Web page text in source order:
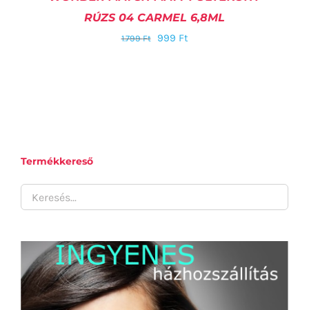
RÚZS 04 CARMEL 6,8ML
1.799Ft 999 Ft
Termékkereső